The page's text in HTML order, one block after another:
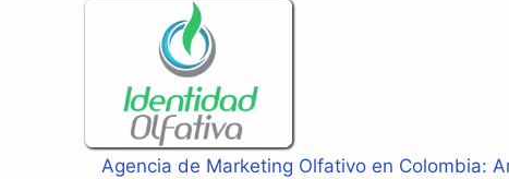
Agencia de Marketing Olfativo en Colombia: